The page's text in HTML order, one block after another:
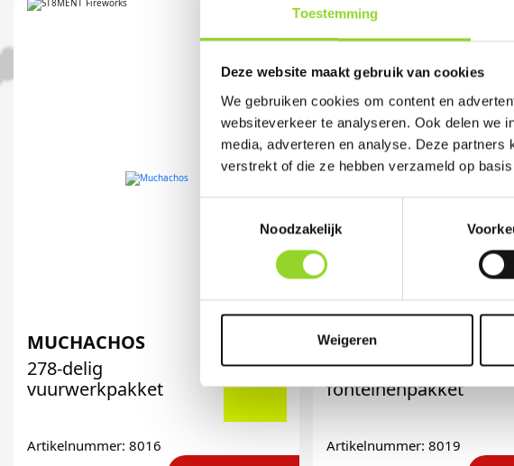
Toestemming
Deze website maakt gebruik van cookies
We gebruiken cookies om content en
websiteverkeer te analyseren. Ook delen we
media, adverteren en analyse. Deze partners
verstrekt of die ze hebben verzameld op
Noodzakelijk
Weigeren
MUCHACHOS
278-delig
vuurwerkpakket
Artikelnummer: 8016
VOLCANES
14-delig
fonteinenpakket
Artikelnummer: 8019